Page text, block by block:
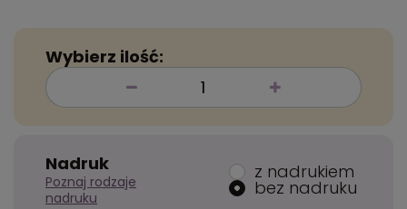
Wybierz ilość:
Nadruk
Poznaj rodzaje
nadruku
z nadrukiem
bez nadruku